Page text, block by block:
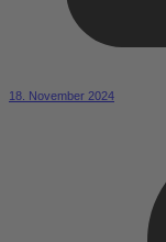
18. November 2024